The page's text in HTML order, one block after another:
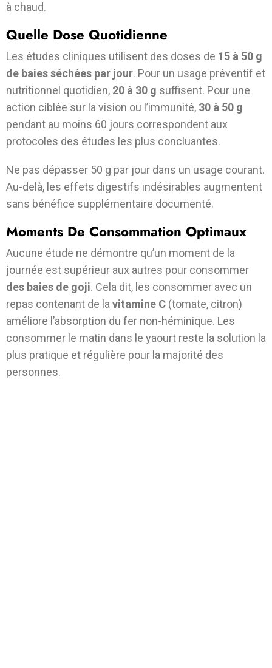
à chaud.
Quelle Dose Quotidienne
Les études cliniques utilisent des doses de 15 à 50 g
de baies séchées par jour. Pour un usage préventif et
nutritionnel quotidien, 20 à 30 g suffisent. Pour une
action ciblée sur la vision ou l’immunité, 30 à 50 g
pendant au moins 60 jours correspondent aux
protocoles des études les plus concluantes.
Ne pas dépasser 50 g par jour dans un usage courant.
Au-delà, les effets digestifs indésirables augmentent
sans bénéfice supplémentaire documenté.
Moments De Consommation Optimaux
Aucune étude ne démontre qu’un moment de la
journée est supérieur aux autres pour consommer
des baies de goji. Cela dit, les consommer avec un
repas contenant de lavitamine C (tomate, citron)
améliore l’absorption du fer non-héminique. Les
consommer le matin dans le yaourt reste la solution la
plus pratique et régulière pour la majorité des
personnes.